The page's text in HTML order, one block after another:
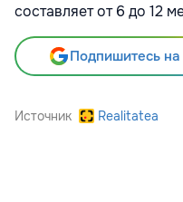
составляет от 6 до 12
Подпишитесь на
Источник Realitatea